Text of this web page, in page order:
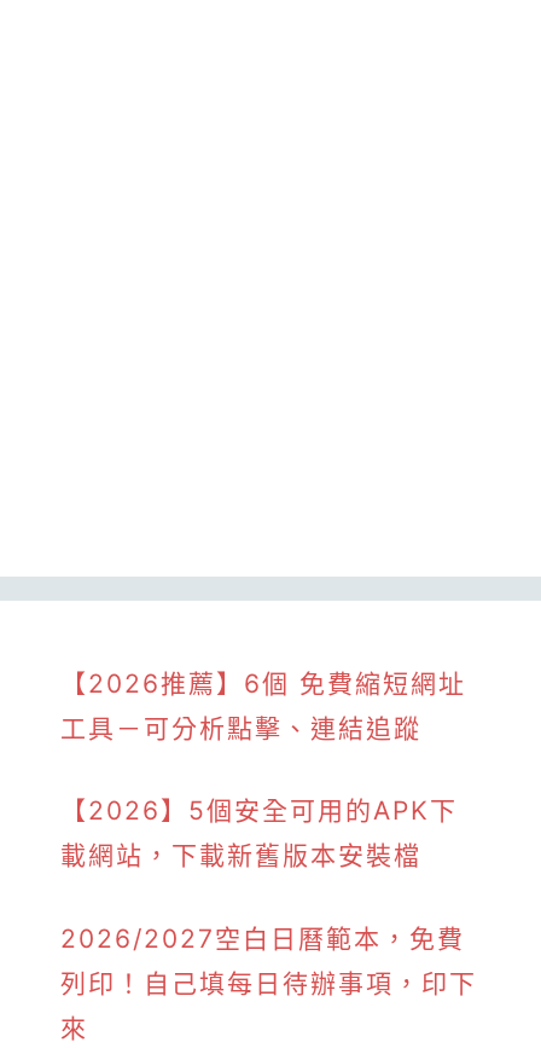
【2026推薦】6個 免費縮短網址
工具－可分析點擊、連結追蹤
【2026】5個安全可用的APK下
載網站，下載新舊版本安裝檔
2026/2027空白日曆範本，免費
列印！自己填每日待辦事項，印下
來